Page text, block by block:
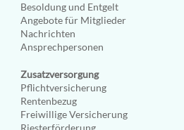
Besoldung und Entgelt
Angebote für Mitglieder
Nachrichten
Ansprechpersonen
Zusatzversorgung
Pflichtversicherung
Rentenbezug
Freiwillige Versicherung
Riesterförderung